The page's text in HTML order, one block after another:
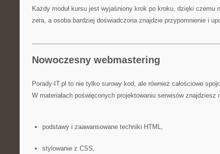
Każdy moduł kursu jest wyjaśniony krok po kroku, dzięki czemu
zera, a osoba bardziej doświadczona znajdzie przypomnienie i
Nowoczesny webmastering
Porady-IT.pl to nie tylko surowy kod, ale również całościowe
W materiałach poświęconych projektowaniu serwisów znajdziesz
podstawy i zaawansowane techniki HTML,
stylowanie z CSS,